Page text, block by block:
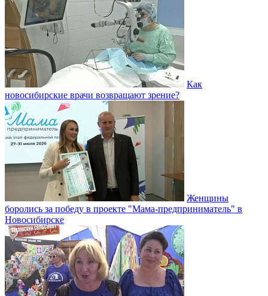
Как
новосибирские врачи возвращают зрение?
Женщины
боролись за победу в проекте "Мама-предприниматель" в
Новосибирске